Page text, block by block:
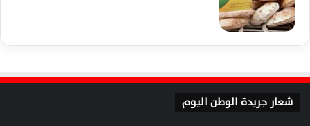
شعار جريدة الوطن اليوم